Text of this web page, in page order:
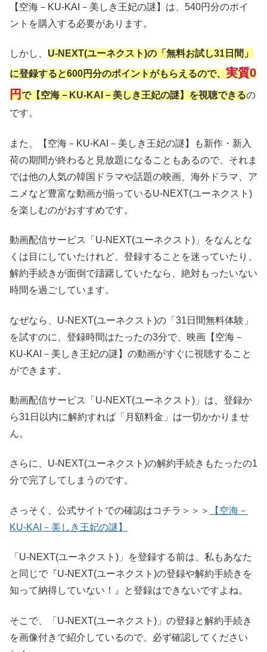
【空海－KU-KAI－美しき王妃の謎】は、540円分のポイ
ントを購入する必要があります。
しかし、 U-NEXT(ユーネクスト)の「無料お試し31日間」
に登録すると600円分のポイントがもらえるので、 実質0
円で【空海－KU-KAI－美しき王妃の謎】を視聴できるの
です。
また、【空海－KU-KAI－美しき王妃の謎】も新作・新入
荷の期間が終わると見放題になることもあるので、それま
では他の人気の韓国ドラマや話題の映画、海外ドラマ、ア
ニメなど豊富な動画が揃っているU-NEXT(ユーネクスト)
を楽しむのがおすすめです。
動画配信サービス「U-NEXT(ユーネクスト)」をなんとな
くは目にしていたけれど、登録することを迷っていたり、
解約手続きが面倒で躊躇していたなら、絶対もったいない
時間を過ごしています。
なぜなら、U-NEXT(ユーネクスト)の「31日間無料体験」
を試すのに、登録時間はたったの3分で、映画【空海－
KU-KAI－美しき王妃の謎】の動画がすぐに視聴すること
ができます。
動画配信サービス「U-NEXT(ユーネクスト)」は、登録か
ら31日以内に解約すれば「月額料金」は一切かかりませ
ん。
さらに、U-NEXT(ユーネクスト)の解約手続きもたったの1
分で完了してしまうのです。
さっそく、公式サイトでの確認はコチラ＞＞＞
【空海－
KU-KAI－美しき王妃の謎】
「U-NEXT(ユーネクスト)」を登録する前は、私もあなた
と同じで『U-NEXT(ユーネクスト)の登録や解約手続きを
知って納得していない！』と登録はできないですよね。
そこで、「U-NEXT(ユーネクスト)」の登録と解約手続き
を画像付きで紹介しているので、必ず確認してください